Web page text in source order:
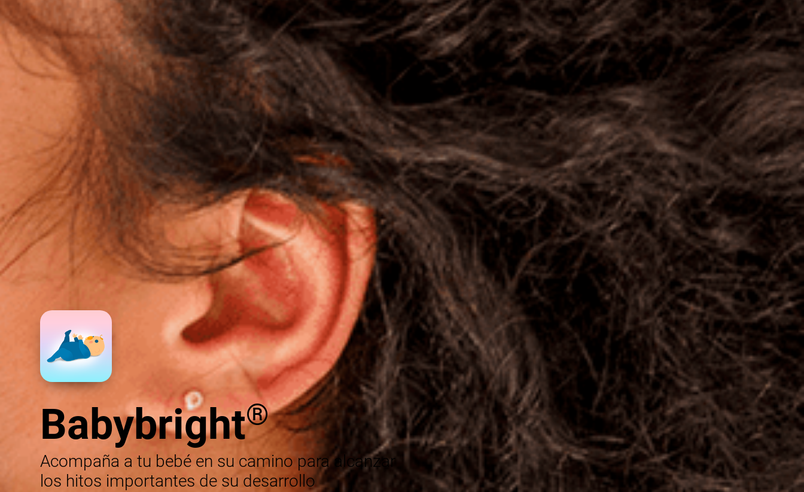
Babybright®
Acompaña a tu bebé en su camino para alcanzar
los hitos importantes de su desarrollo